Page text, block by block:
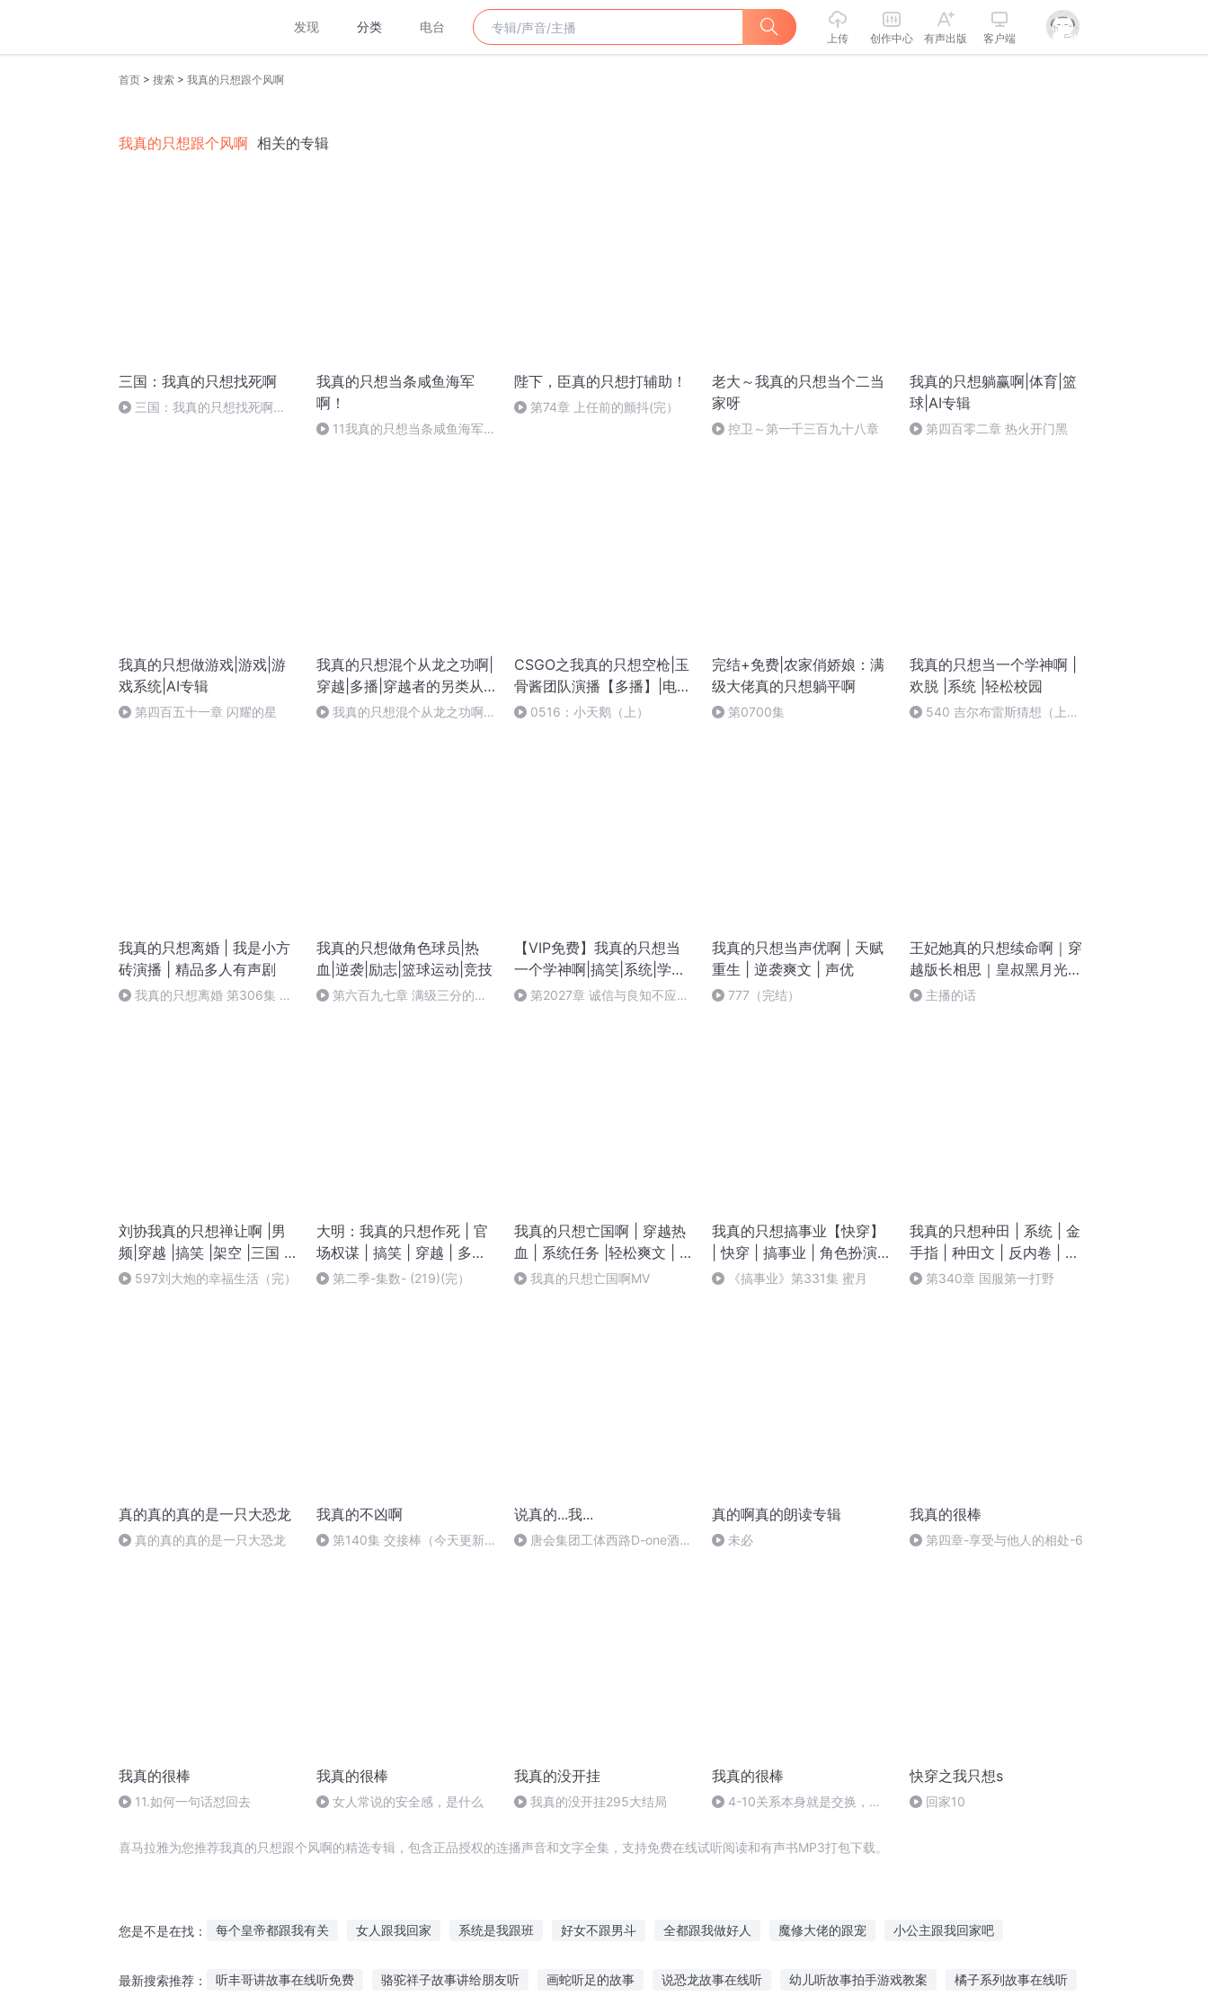
发现 分类 电台
上传 创作中心 有声出版 客户端
首页 > 搜索 > 我真的只想跟个风啊
我真的只想跟个风啊 相关的专辑
三国：我真的只想找死啊
三国：我真的只想找死啊
我真的只想当条咸鱼海军
啊！
11我真的只想当条咸鱼海军
陛下，臣真的只想打辅助！
第74章 上任前的颤抖(完）
老大～我真的只想当个二当
家呀
控卫～第一千三百九十八章
我真的只想躺赢啊|体育|篮
球|AI专辑
第四百零二章 热火开门黑
我真的只想做游戏|游戏|游
戏系统|AI专辑
第四百五十一章 闪耀的星
我真的只想混个从龙之功啊|
穿越|多播|穿越者的另类从
龙记我真的只想混个从龙之功啊
CSGO之我真的只想空枪|玉
骨酱团队演播【多播】|电竞
男频0516：小天鹅（上）
完结+免费|农家俏娇娘：满
级大佬真的只想躺平啊
第0700集
我真的只想当一个学神啊 |
欢脱 |系统 |轻松校园
540 吉尔布雷斯猜想（上半
我真的只想离婚 | 我是小方
砖演播 | 精品多人有声剧
我真的只想离婚 第306集 结
我真的只想做角色球员|热
血|逆袭|励志|篮球运动|竞技
第六百九七章 满级三分的时
【VIP免费】我真的只想当
一个学神啊|搞笑|系统|学霸|
甜宠|欢乐
第2027章 诚信与良知不应该
我真的只想当声优啊 | 天赋
重生 | 逆袭爽文 | 声优
777（完结）
王妃她真的只想续命啊｜穿
越版长相思｜皇叔黑月光｜
玄幻多人
主播的话
刘协我真的只想禅让啊 |男
频|穿越 |搞笑 |架空 |三国 |
多播597刘大炮的幸福生活（完）
大明：我真的只想作死 | 官
场权谋 | 搞笑 | 穿越 | 多人
剧 第二季-集数- (219)(完）
我真的只想亡国啊 | 穿越热
血 | 系统任务 |轻松爽文 | 努
力亡国 |
我真的只想亡国啊MV
我真的只想搞事业【快穿】
| 快穿 | 搞事业 | 角色扮演 |
多人有声剧
《搞事业》第331集 蜜月
我真的只想种田 | 系统 | 金
手指 | 种田文 | 反内卷 | 多
人有声剧
第340章 国服第一打野
真的真的真的是一只大恐龙
真的真的真的是一只大恐龙
我真的不凶啊
第140集 交接棒（今天更新
说真的...我...
唐会集团工体西路D-one酒
真的啊真的朗读专辑
未必
我真的很棒
第四章-享受与他人的相处-6
我真的很棒
11.如何一句话怼回去
我真的很棒
女人常说的安全感，是什么
我真的没开挂
我真的没开挂295大结局
我真的很棒
4-10关系本身就是交换，哪
快穿之我只想s
回家10
喜马拉雅为您推荐我真的只想跟个风啊的精选专辑，包含正品授权的连播声音和文字全集，支持免费在线试听阅读和有声书MP3打包下载。
您是不是在找： 每个皇帝都跟我有关 女人跟我回家 系统是我跟班 好女不跟男斗 全都跟我做好人 魔修大佬的跟宠 小公主跟我回家吧
最新搜索推荐： 听丰哥讲故事在线听免费 骆驼祥子故事讲给朋友听 画蛇听足的故事 说恐龙故事在线听 幼儿听故事拍手游戏教案 橘子系列故事在线听